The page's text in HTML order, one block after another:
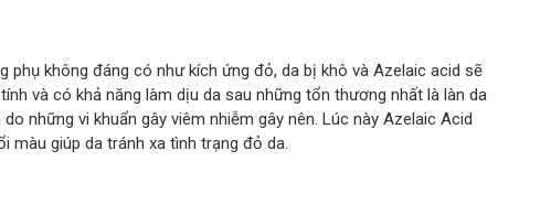
không đáng có như kích ứng đỏ, da bị khô và Azelaic acid sẽ
và có khả năng làm dịu da sau những tổn thương nhất là làn da
những vi khuẩn gây viêm nhiễm gây nên. Lúc này Azelaic Acid
màu giúp da tránh xa tình trạng đỏ da.